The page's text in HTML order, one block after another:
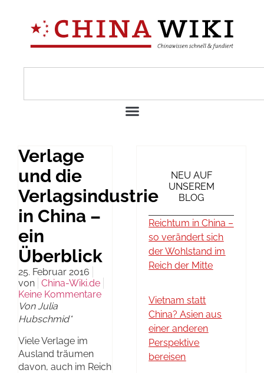
Verlage
und die
Verlagsindustrie
in China –
ein
Überblick
25. Februar 2016
von China-Wiki.de
Keine Kommentare
Von Julia
Hubschmid*
Viele Verlage im
Ausland träumen
davon, auch im Reich
NEU AUF
UNSEREM
BLOG
Reichtum in China –
so verändert sich
der Wohlstand im
Reich der Mitte
Vietnam statt
China? Asien aus
einer anderen
Perspektive
bereisen